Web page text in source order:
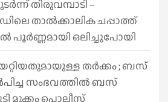
തിരുവമ്പാടി –
താൽക്കാലിക ചപ്പാത്ത്
പൂർണ്ണമായി ഒലിച്ചുപോയി
തർക്കം ; ബസ്
സംഭവത്തിൽ ബസ്
മുക്കം പൊലീസ്